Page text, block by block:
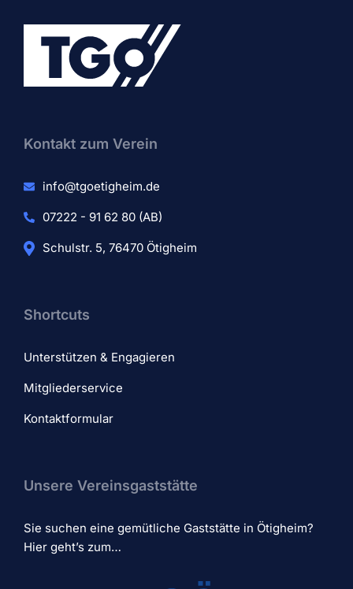
Kontakt zum Verein​
info@tgoetigheim.de
07222 - 91 62 80 (AB)
Schulstr. 5, 76470 Ötigheim
Shortcuts
Unterstützen & Engagieren
Mitgliederservice
Kontaktformular
Unsere Vereinsgaststätte
Sie suchen eine gemütliche Gaststätte in Ötigheim?
Hier geht’s zum…